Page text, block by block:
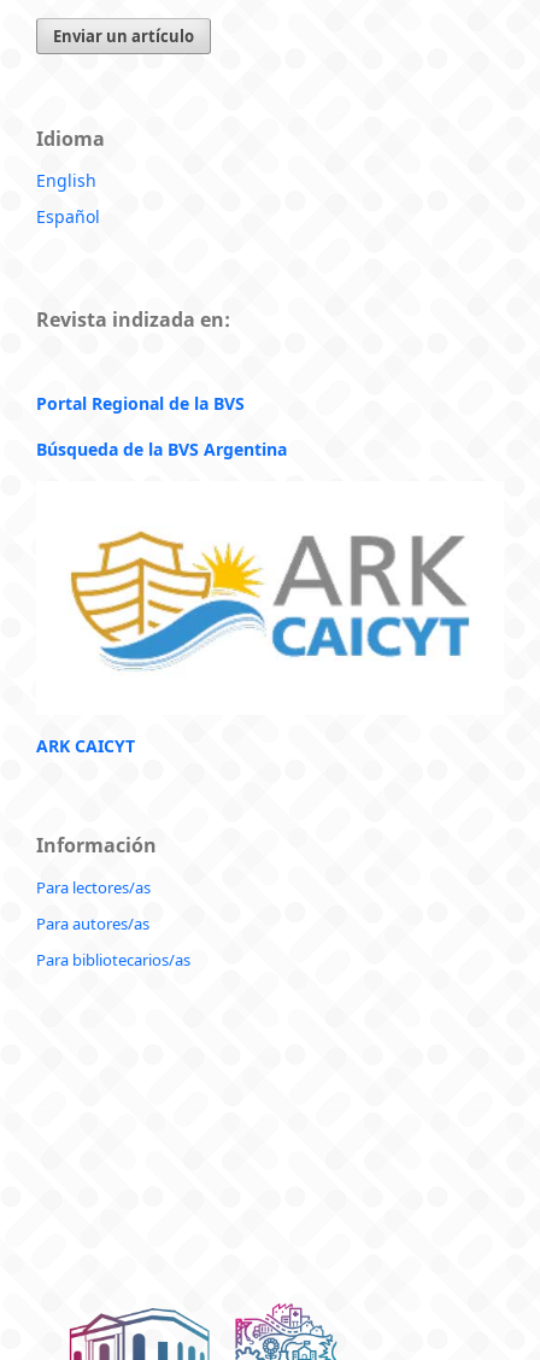
Enviar un artículo
Idioma
English
Español
Revista indizada en:
Portal Regional de la BVS
Búsqueda de la BVS Argentina
ARK CAICYT
Información
Para lectores/as
Para autores/as
Para bibliotecarios/as